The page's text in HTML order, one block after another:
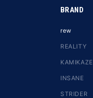
BRAND
rew
REALITY
KAMIKAZE
INSANE
STRIDER